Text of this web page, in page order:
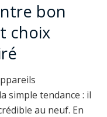
bon
choix
simple tendance : il
au neuf. En